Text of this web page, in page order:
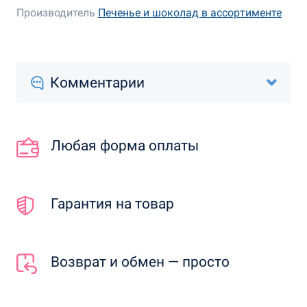
Производитель Печенье и шоколад в ассортименте
Комментарии
Любая форма оплаты
Гарантия на товар
Возврат и обмен — просто